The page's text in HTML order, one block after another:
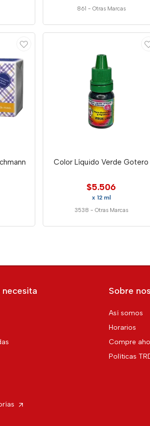
861 - Otras Marcas
Color Líquido Verde Gotero
$5.506
x 12 ml
3538 - Otras Marcas
Sobre
Así somos
Horarios
Compre
Políticas